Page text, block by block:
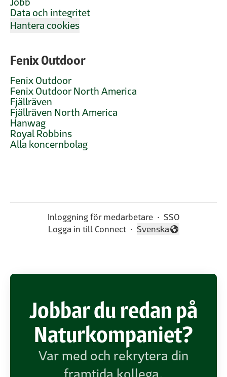
Data och integritet
Hantera cookies
Fenix Outdoor
Fenix Outdoor
Fenix Outdoor North America
Fjällräven
Fjällräven North America
Hanwag
Royal Robbins
Alla koncernbolag
Inloggning för medarbetare · SSO
Logga in till Connect · Byt språk
Svenska
Jobbar du redan på
Naturkompaniet?
Var med och rekrytera din